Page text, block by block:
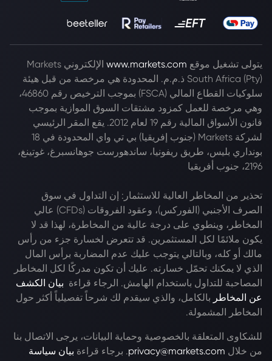
يتولى تشغيل موقع www.markets.com
الإلكتروني Markets
South Africa (Pty) ذ.م.م. المحدودة هي مرخصة من قبل هيئة
سلوكيات القطاع المالي (FSCA) بموجب الترخيص رقم 46860،
وهي مرخصة للعمل كمزود مشتقات السوق الموازية بموجب
قانون الأسواق المالية رقم 19 لعام 2012. يقع المقر الرئيسي
لشركة Markets (جنوب إفريقيا) بي تي واي المحدودة في 18
بونداري بليس، طريق ريفونيا، ساندهورست جوهانسبرغ، غوتينغ،
2196، جنوب أفريقيا
تحذير من المخاطر العالية للاستثمار: إن التداول في سوق
الصرف الأجنبي (الفوركس)، وعقود الفروقات (CFDs) عالي
المخاطر، وينطوي على درجة عالية من المخاطرة، لهذا قد لا
يكون ملائمًا لكل المستثمرين. قد تتعرض لخسارة جزء من رأس
مالك أو كله، وبالتالي يتوجب عليك عدم المضاربة برأس المال
الذي لا يمكنك تحمّل خسارته. عليك أن تكون مدركًا لكل المخاطر
المصاحبة للتداول باستخدام الهامش. الرجاء قراءة بيان الكشف
عن المخاطر بالكامل، والذي سيقدم لك شرحاً تفصيلياً أكثر حول
المخاطر المشمولة.
للشكاوى المتعلقة بالخصوصية وحماية البيانات، يرجى الاتصال بنا
من خلال privacy@markets.com. برجاء قراءة بيان سياسة